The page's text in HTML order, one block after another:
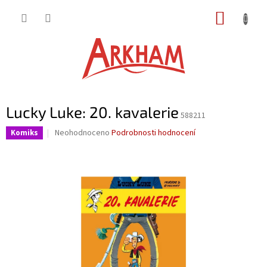
Lucky Luke: 20. kavalerie 588211
Komiks
Průměrné
hvězdiček.
Neohodnoceno Podrobnosti hodnocení